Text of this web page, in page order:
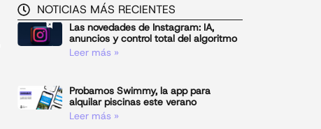
NOTICIAS MÁS RECIENTES
Las novedades de Instagram: IA,
anuncios y control total del algoritmo
Leer más »
Probamos Swimmy, la app para
alquilar piscinas este verano
Leer más »